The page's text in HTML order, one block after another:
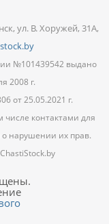
ул. В. Хоружей, 31А,
№101439542 выдано
2008 г.
от 25.05.2021 г.
числе контактами для
нарушении их прав.